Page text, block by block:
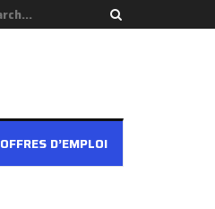
OFFRES D’EMPLOI